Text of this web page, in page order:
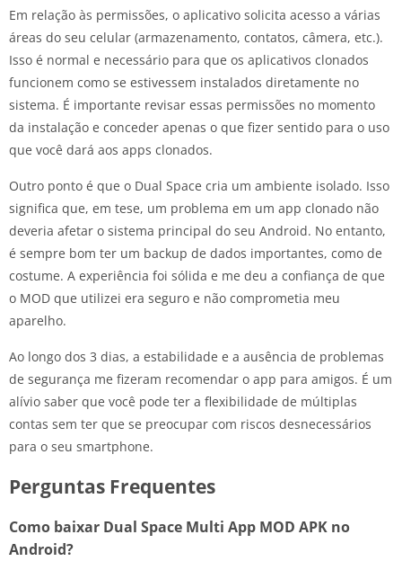
Em relação às permissões, o aplicativo solicita acesso a várias
áreas do seu celular (armazenamento, contatos, câmera, etc.).
Isso é normal e necessário para que os aplicativos clonados
funcionem como se estivessem instalados diretamente no
sistema. É importante revisar essas permissões no momento
da instalação e conceder apenas o que fizer sentido para o uso
que você dará aos apps clonados.
Outro ponto é que o Dual Space cria um ambiente isolado. Isso
significa que, em tese, um problema em um app clonado não
deveria afetar o sistema principal do seu Android. No entanto,
é sempre bom ter um backup de dados importantes, como de
costume. A experiência foi sólida e me deu a confiança de que
o MOD que utilizei era seguro e não comprometia meu
aparelho.
Ao longo dos 3 dias, a estabilidade e a ausência de problemas
de segurança me fizeram recomendar o app para amigos. É um
alívio saber que você pode ter a flexibilidade de múltiplas
contas sem ter que se preocupar com riscos desnecessários
para o seu smartphone.
Perguntas Frequentes
Como baixar Dual Space Multi App MOD APK no
Android?